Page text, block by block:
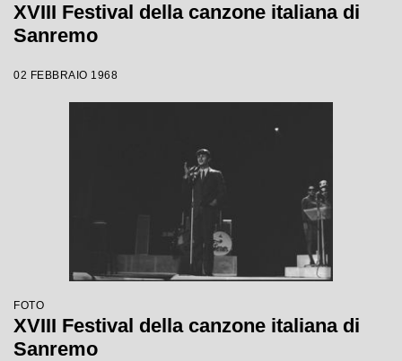
XVIII Festival della canzone italiana di
Sanremo
02 FEBBRAIO 1968
FOTO
XVIII Festival della canzone italiana di
Sanremo